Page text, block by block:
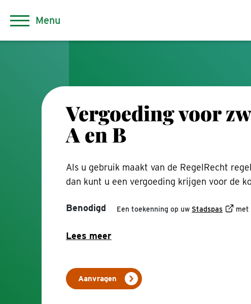
Menu
Vergoeding voor
A en B
Als u gebruik maakt van de RegelRecht
dan kunt u een vergoeding krijgen voor de
Benodigd Een toekenning op uw Stadspas met
Lees meer
Aanvragen